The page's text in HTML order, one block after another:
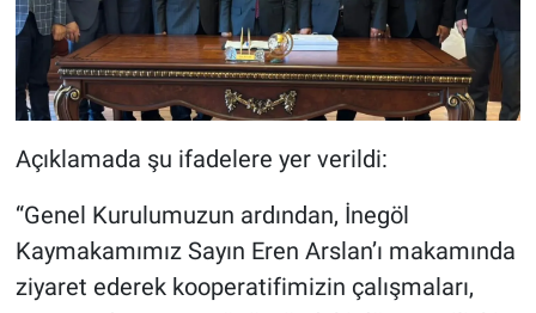
Açıklamada şu ifadelere yer verildi:
“Genel Kurulumuzun ardından, İnegöl
Kaymakamımız Sayın Eren Arslan’ı makamında
ziyaret ederek kooperatifimizin çalışmaları,